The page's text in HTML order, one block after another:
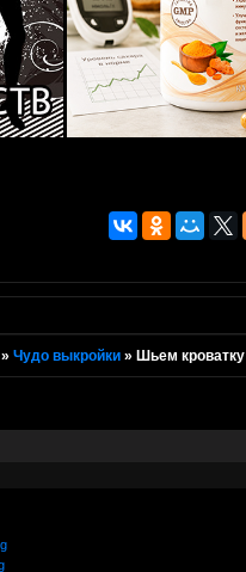
»Чудо выкройки » Шьем кроватку